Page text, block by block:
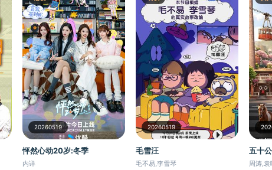
20260519
怦然心动20岁:冬季
内详
20260519
毛雪汪
毛不易,李雪琴
五十
周涛,袁